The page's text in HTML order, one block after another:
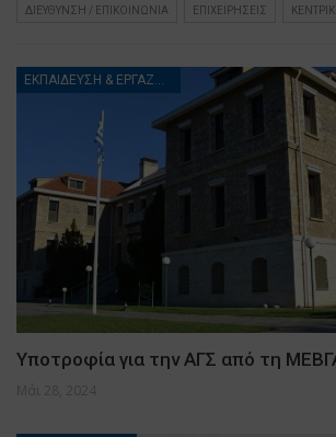
ΔΙΕΥΘΥΝΣΗ / ΕΠΙΚΟΙΝΩΝΙΑ ΕΠΙΧΕΙΡΗΣΕΙΣ
ΕΚΠΑΙΔΕΥΣΗ & ΕΡΓΑΖΟΜΕΝΟΙ
Υποτροφία για την ΑΓΣ από τη
Μάι 28, 2024